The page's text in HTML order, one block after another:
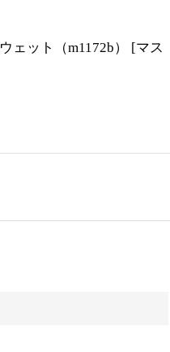
ェット（m1172b） [マス